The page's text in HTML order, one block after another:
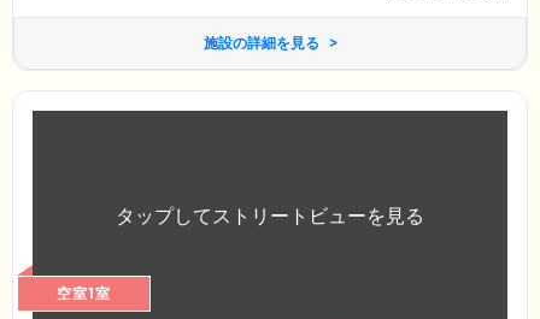
施設の詳細を見る
空室1室